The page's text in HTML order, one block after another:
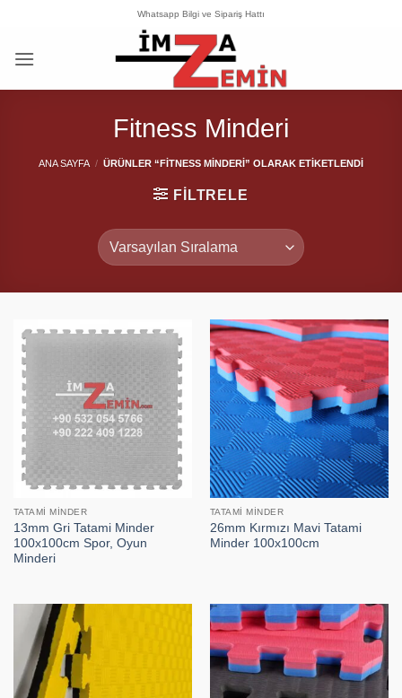
Whatsapp Bilgi ve Sipariş Hattı
Fitness Minderi
ANA SAYFA / ÜRÜNLER “FITNESS MINDERI” OLARAK ETIKETLENDI
FILTRELE
TATAMI MINDER
13mm Gri Tatami Minder
100x100cm Spor, Oyun
Minderi
TATAMI MINDER
26mm Kırmızı Mavi Tatami
Minder 100x100cm